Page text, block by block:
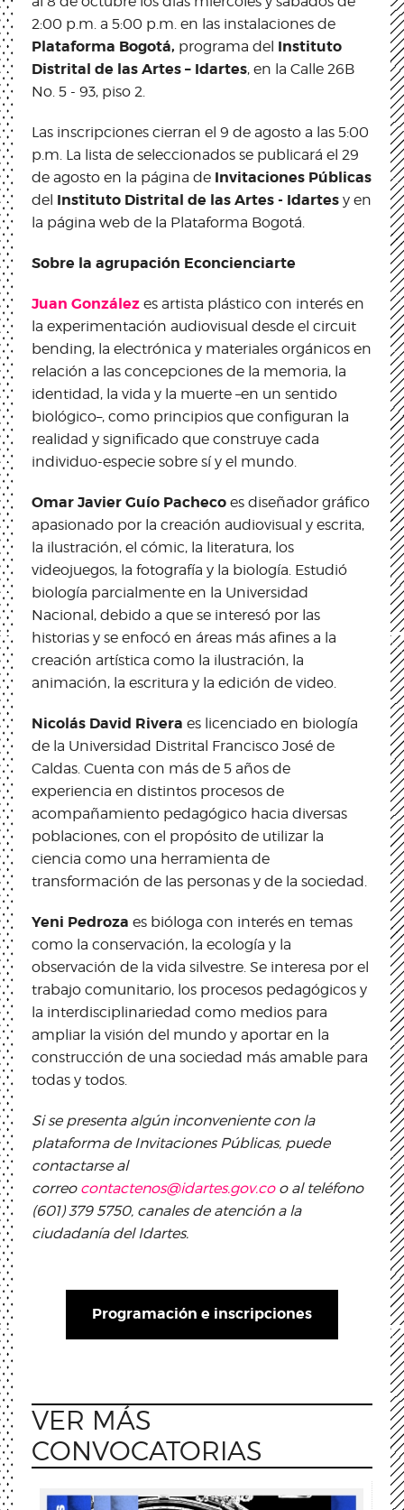
2:00 p.m. a 5:00 p.m. en las instalaciones de
Plataforma Bogotá, programa del Instituto
Distrital de las Artes – Idartes, en la Calle 26B
No. 5 - 93, piso 2.
Las inscripciones cierran el 9 de agosto a las 5:00
p.m. La lista de seleccionados se publicará el 29
de agosto en la página de Invitaciones Públicas
del Instituto Distrital de las Artes - Idartes y en
la página web de la Plataforma Bogotá.
Sobre la agrupación Econcienciarte
Juan González es artista plástico con interés en
la experimentación audiovisual desde el circuit
bending, la electrónica y materiales orgánicos en
relación a las concepciones de la memoria, la
identidad, la vida y la muerte –en un sentido
biológico–, como principios que configuran la
realidad y significado que construye cada
individuo-especie sobre sí y el mundo.
Omar Javier Guío Pacheco es diseñador gráfico
apasionado por la creación audiovisual y escrita,
la ilustración, el cómic, la literatura, los
videojuegos, la fotografía y la biología. Estudió
biología parcialmente en la Universidad
Nacional, debido a que se interesó por las
historias y se enfocó en áreas más afines a la
creación artística como la ilustración, la
animación, la escritura y la edición de video.
Nicolás David Rivera es licenciado en biología
de la Universidad Distrital Francisco José de
Caldas. Cuenta con más de 5 años de
experiencia en distintos procesos de
acompañamiento pedagógico hacia diversas
poblaciones, con el propósito de utilizar la
ciencia como una herramienta de
transformación de las personas y de la sociedad.
Yeni Pedroza es bióloga con interés en temas
como la conservación, la ecología y la
observación de la vida silvestre. Se interesa por el
trabajo comunitario, los procesos pedagógicos y
la interdisciplinariedad como medios para
ampliar la visión del mundo y aportar en la
construcción de una sociedad más amable para
todas y todos.
Si se presenta algún inconveniente con la
plataforma de Invitaciones Públicas, puede
contactarse al
correo contactenos@idartes.gov.coo al teléfono
(601) 379 5750, canales de atención a la
ciudadanía del Idartes.
Programación e inscripciones
VER MÁS
CONVOCATORIAS